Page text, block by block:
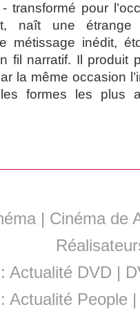
- transformé pour
naît une
métissage inédit,
fil narratif. Il produit
la même occasion
formes les plus
| Cinéma de
: Actualité DVD |
:Actualité People